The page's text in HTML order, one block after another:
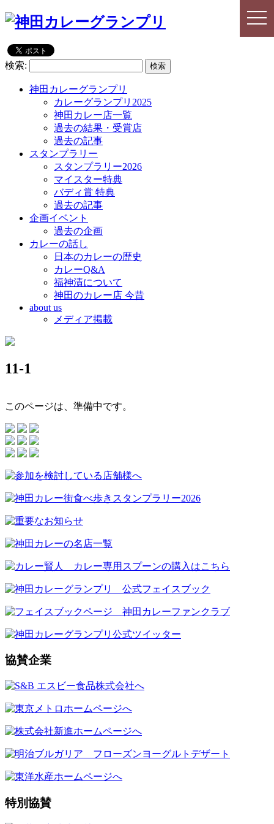
検索:
神田カレーグランプリ
カレーグランプリ2025
神田カレー店一覧
過去の結果・受賞店
過去の記事
スタンプラリー
スタンプラリー2026
マイスター特典
バディ賞 特典
過去の記事
企画イベント
過去の企画
カレーの話し
日本のカレーの歴史
カレーQ&A
福神漬について
神田のカレー店 今昔
about us
メディア掲載
11-1
このページは、準備中です。
協賛企業
特別協賛